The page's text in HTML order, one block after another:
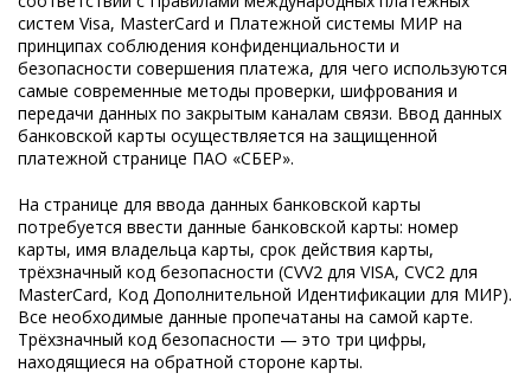
систем Visa, MasterCard и Платежной системы МИР на
принципах соблюдения конфиденциальности и
безопасности совершения платежа, для чего используются
самые современные методы проверки, шифрования и
передачи данных по закрытым каналам связи. Ввод данных
банковской карты осуществляется на защищенной
платежной странице ПАО «СБЕР».
На странице для ввода данных банковской карты
потребуется ввести данные банковской карты: номер
карты, имя владельца карты, срок действия карты,
трёхзначный код безопасности (CVV2 для VISA, CVC2 для
MasterCard, Код Дополнительной Идентификации для МИР).
Все необходимые данные пропечатаны на самой карте.
Трёхзначный код безопасности — это три цифры,
находящиеся на обратной стороне карты.